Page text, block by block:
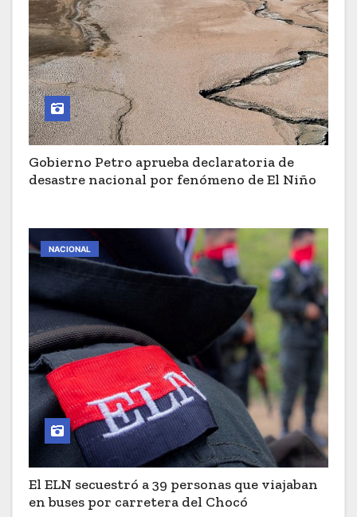
Gobierno Petro aprueba declaratoria de
desastre nacional por fenómeno de El Niño
NACIONAL
El ELN secuestró a 39 personas que viajaban
en buses por carretera del Chocó